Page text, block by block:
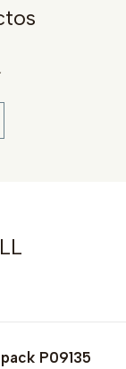
P09135